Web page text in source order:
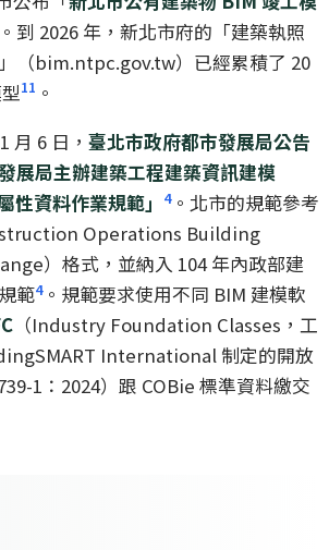
到 2026 年，新北市府的「建築執照
（bim.ntpc.gov.tw）已經累積了 20
11 。
月 6 日， 臺北市政府都市發展局公告
展局主辦建築工程建築資訊建模
性資料作業規範」
4。北市的規範參考
Operations Building
）格式，並納入 104 年內政部建
範4。規範要求使用不同 BIM 建模軟
（Industry Foundation Classes，工
International 制定的開放
1：2024）跟 COBie 標準資料繳交